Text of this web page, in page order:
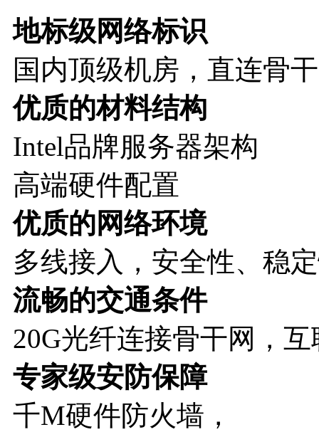
地标级网络标识
国内顶级机房，直连骨
优质的材料结构
Intel品牌服务器架构
高端硬件配置
优质的网络环境
多线接入，安全性、稳
流畅的交通条件
20G光纤连接骨干网，
专家级安防保障
千M硬件防火墙，